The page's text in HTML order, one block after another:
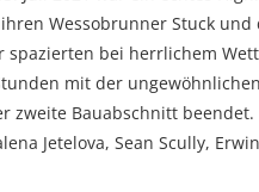
Wessobrunner Stuck
bei herrlichem
mit der
Bauabschnitt
Jetelova, Sean Scully,